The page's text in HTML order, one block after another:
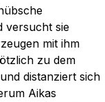
versucht sie
mit ihm
zu dem
distanziert sich
Aikas